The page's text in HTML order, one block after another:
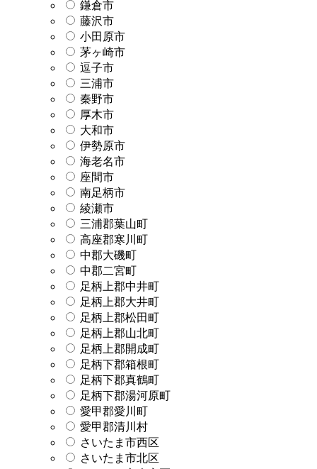
鎌倉市
藤沢市
小田原市
茅ヶ崎市
逗子市
三浦市
秦野市
厚木市
大和市
伊勢原市
海老名市
座間市
南足柄市
綾瀬市
三浦郡葉山町
高座郡寒川町
中郡大磯町
中郡二宮町
足柄上郡中井町
足柄上郡大井町
足柄上郡松田町
足柄上郡山北町
足柄上郡開成町
足柄下郡箱根町
足柄下郡真鶴町
足柄下郡湯河原町
愛甲郡愛川町
愛甲郡清川村
さいたま市西区
さいたま市北区